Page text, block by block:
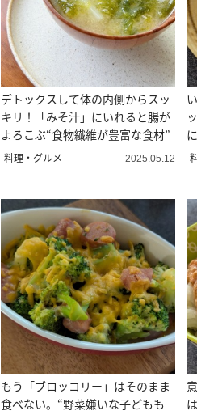
デトックスして体の内側からスッ
キリ！「みそ汁」にいれると腸が
よろこぶ“食物繊維が豊富な食材”
料理・グルメ 2025.05.12
もう「ブロッコリー」はそのまま
食べない。“野菜嫌いな子どもも